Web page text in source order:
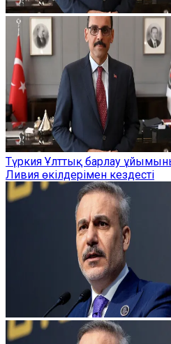
Түркия Ұлттық барлау
Ливия өкілдерімен кездесті